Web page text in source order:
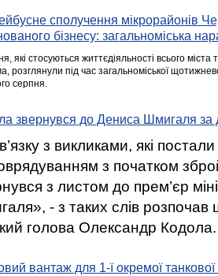
сполучення мікрорайонів
бізнесу: загальноміська
які стосуються життєдіяльності всього міста
розглянули під час загальноміської
серпня.
звернувся до Дениса Шмигаля за
з викликами, які
з початком
з листом до прем’єр
- з таких слів
голова Олександр Кодола.
вантаж для 1-ї окремої